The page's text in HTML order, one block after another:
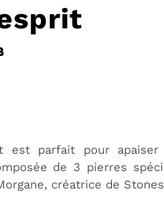
est parfait pour apaiser
de 3 pierres
créatrice de